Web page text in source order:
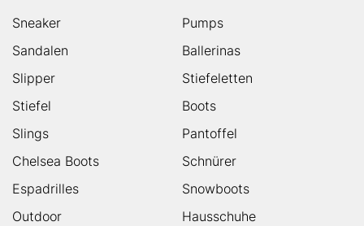
Sneaker
Pumps
Sandalen
Ballerinas
Slipper
Stiefeletten
Stiefel
Boots
Slings
Pantoffel
Chelsea Boots
Schnürer
Espadrilles
Snowboots
Outdoor
Hausschuhe